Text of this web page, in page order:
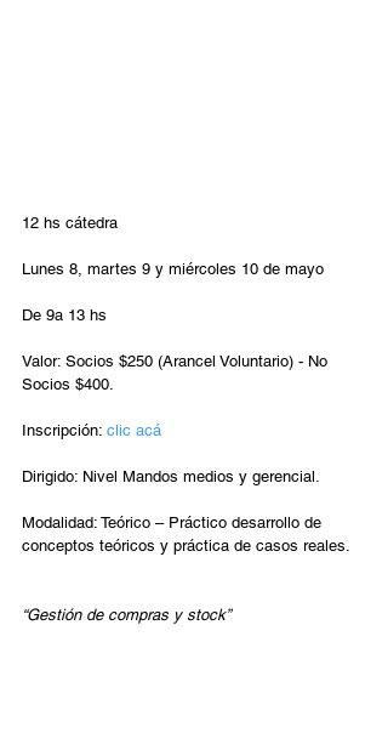
12 hs cátedra
Lunes 8, martes 9 y miércoles 10 de mayo
De 9a 13 hs
Valor: Socios $250 (Arancel Voluntario) - No
Socios $400.
Inscripción: clic acá
Dirigido: Nivel Mandos medios y gerencial.
Modalidad: Teórico – Práctico desarrollo de
conceptos teóricos y práctica de casos reales.
“Gestión de compras y stock”